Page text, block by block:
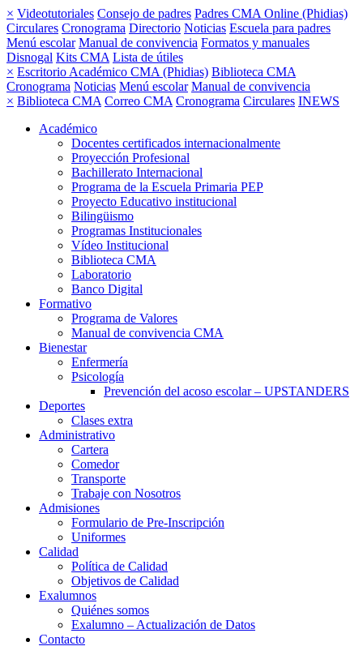
× Videotutoriales Consejo de padres Padres CMA Online (Phidias)
Circulares Cronograma Directorio Noticias Escuela para padres
Menú escolar Manual de convivencia Formatos y manuales
Disnogal Kits CMA Lista de útiles
× Escritorio Académico CMA (Phidias) Biblioteca CMA
Cronograma Noticias Menú escolar Manual de convivencia
× Biblioteca CMA Correo CMA Cronograma Circulares INEWS
Académico
Docentes certificados internacionalmente
Proyección Profesional
Bachillerato Internacional
Programa de la Escuela Primaria PEP
Proyecto Educativo institucional
Bilingüismo
Programas Institucionales
Vídeo Institucional
Biblioteca CMA
Laboratorio
Banco Digital
Formativo
Programa de Valores
Manual de convivencia CMA
Bienestar
Enfermería
Psicología
Prevención del acoso escolar – UPSTANDERS
Deportes
Clases extra
Administrativo
Cartera
Comedor
Transporte
Trabaje con Nosotros
Admisiones
Formulario de Pre-Inscripción
Uniformes
Calidad
Política de Calidad
Objetivos de Calidad
Exalumnos
Quiénes somos
Exalumno – Actualización de Datos
Contacto